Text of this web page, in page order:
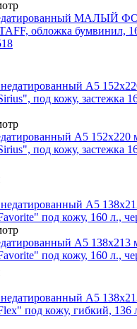
МАЛЫЙ
обложка бумвинил,
А5 152х220
под кожу, застежка
А5 138х213
под кожу, 160 л.,